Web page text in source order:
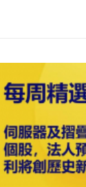
嚴禁任何翻印、